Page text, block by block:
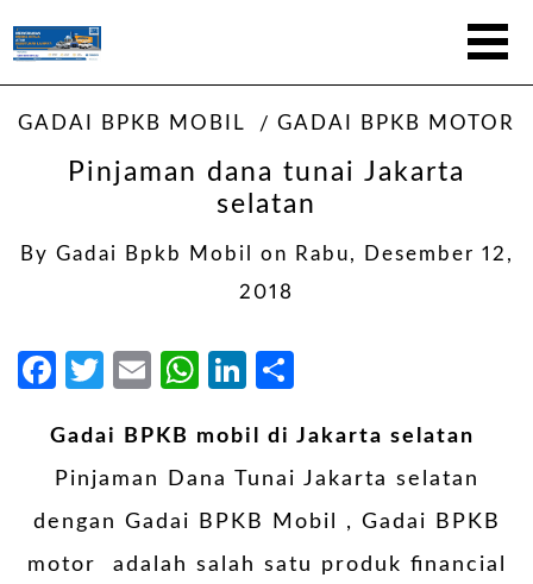
GADAI BPKB MOBIL GADAI BPKB MOTOR
Pinjaman dana tunai Jakarta
selatan
By Gadai Bpkb Mobil on
Rabu, Desember 12,
2018
Facebook
Twitter
EmailWhatsApp
LinkedIn
Gadai BPKB mobil di Jakarta selatan
Pinjaman Dana Tunai Jakarta selatan
dengan Gadai BPKB Mobil
, Gadai BPKB
motor adalah salah satu produk financial